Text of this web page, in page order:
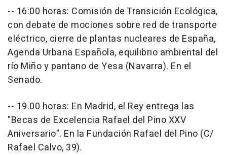
-- 16:00 horas: Comisión de Transición Ecológica,
con debate de mociones sobre red de transporte
eléctrico, cierre de plantas nucleares de España,
Agenda Urbana Española, equilibrio ambiental del
río Miño y pantano de Yesa (Navarra). En el
Senado.
-- 19.00 horas: En Madrid, el Rey entrega las
"Becas de Excelencia Rafael del Pino XXV
Aniversario". En la Fundación Rafael del Pino (C/
Rafael Calvo, 39).